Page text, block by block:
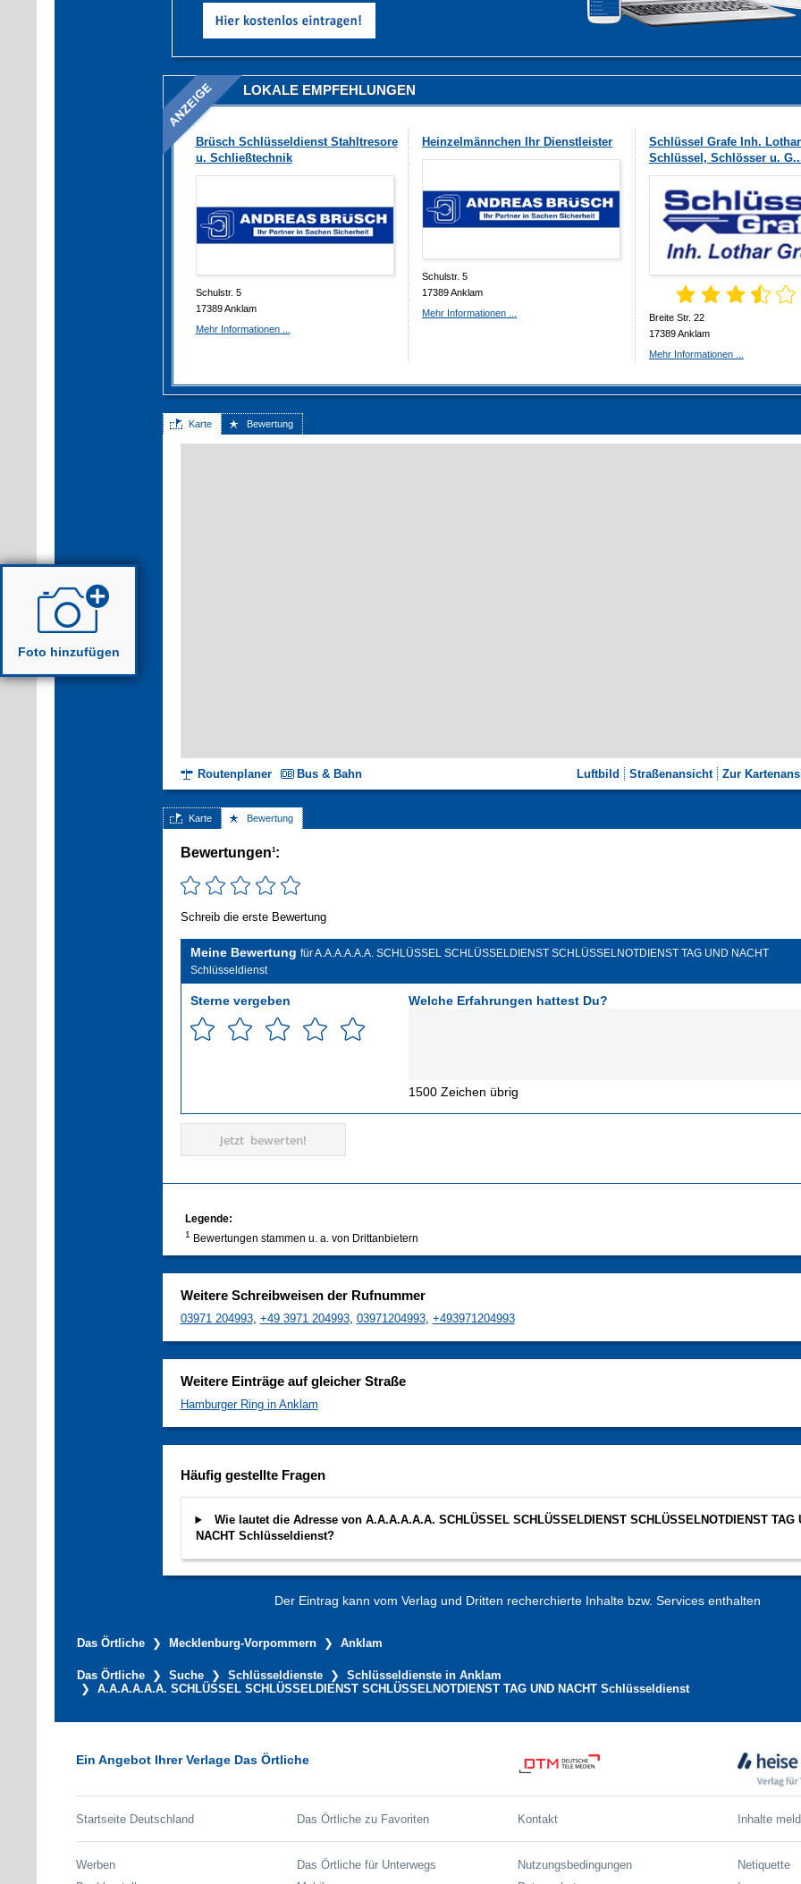
LOKALE EMPFEHLUNGEN
Brüsch Schlüsseldienst Stahltresore
u. Schließtechnik
Schulstr. 5
17389 Anklam
Mehr Informationen ...
Heinzelmännchen Ihr Dienstleister
Schulstr. 5
17389 Anklam
Mehr Informationen ...
Schlüssel Grafe Inh.
Schlüssel, Schlösser u.
Breite Str. 22
17389 Anklam
Mehr Informationen ...
Karte Bewertung
Luftbild Straßenansicht Zur
Routenplaner Bus & Bahn
Karte Bewertung
Bewertungen1:
Schreib die erste Bewertung
Meine Bewertung für A.A.A.A.A.A. SCHLÜSSEL SCHLÜSSELDIENST SCHLÜSSELNOTDIENST TAG UND NACHT
Schlüsseldienst
Sterne vergeben Welche Erfahrungen hattest Du?
1500 Zeichen übrig
Jetzt bewerten!
Legende:
1 Bewertungen stammen u. a. von Drittanbietern
Weitere Schreibweisen der Rufnummer
03971 204993, +49 3971 204993, 03971204993, +493971204993
Weitere Einträge auf gleicher Straße
Hamburger Ring in Anklam
Häufig gestellte Fragen
Wie lautet die Adresse von A.A.A.A.A.A. SCHLÜSSEL SCHLÜSSELDIENST SCHLÜSSELNOTDIENST TAG
NACHT Schlüsseldienst?
Der Eintrag kann vom Verlag und Dritten recherchierte Inhalte bzw. Services enthalten
Das Örtliche Mecklenburg-Vorpommern Anklam
Das Örtliche Suche Schlüsseldienste
Schlüsseldienste in Anklam
A.A.A.A.A.A. SCHLÜSSEL SCHLÜSSELDIENST SCHLÜSSELNOTDIENST TAG UND NACHT Schlüsseldienst
Foto hinzufügen
Ein Angebot Ihrer Verlage Das Örtliche
Startseite Deutschland Das Örtliche zu Favoriten Kontakt Inhalte
Werben
Das Örtliche für Unterwegs
Nutzungsbedingungen
Netiquette